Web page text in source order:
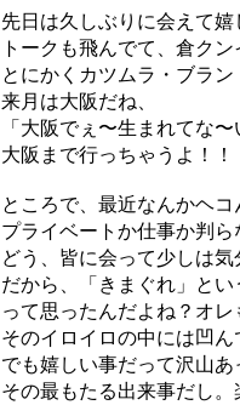
先日は久しぶりに会えて
トークも飛んでて、倉ク
とにかくカツムラ・ブラ
来月は大阪だね、
「大阪でぇ〜生まれてな
大阪まで行っちゃうよ！！
ところで、最近なんかヘ
プライベートか仕事か判
どう、皆に会って少しは
だから、「きまぐれ」と
って思ったんだよね？オ
そのイロイロの中には凹
でも嬉しい事だって沢山
その最もたる出来事だし